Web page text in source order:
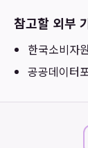
참고할 외부
한국소비자원
공공데이터